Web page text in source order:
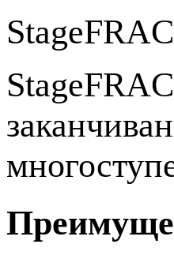
StageFRAC